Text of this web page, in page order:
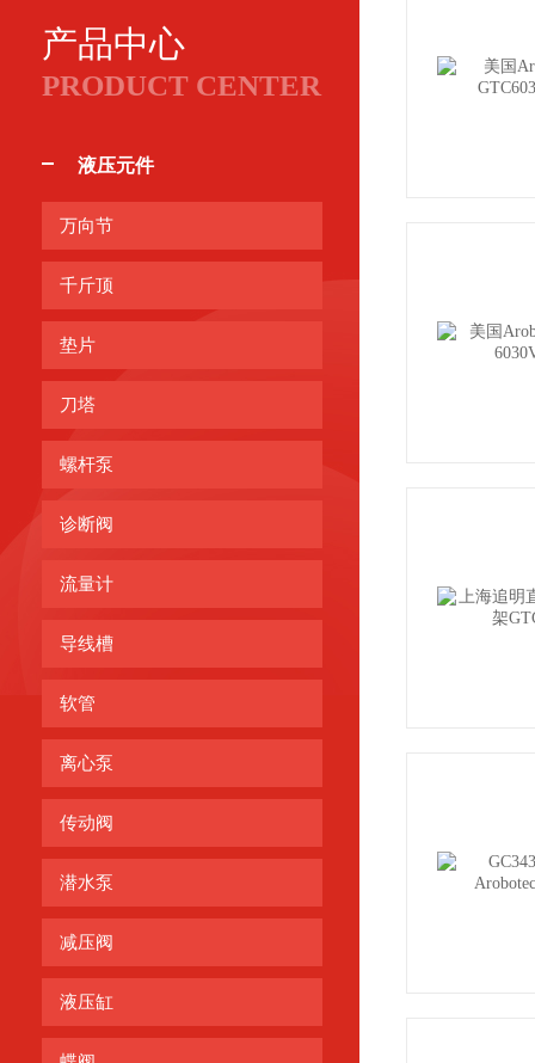
产品中心
PRODUCT CENTER
液压元件
万向节
千斤顶
垫片
刀塔
螺杆泵
诊断阀
流量计
导线槽
软管
离心泵
传动阀
潜水泵
减压阀
液压缸